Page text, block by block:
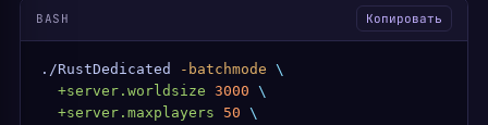
BASH Копировать
./RustDedicated -batchmode \
  +server.worldsize
3000 \
  +server.maxplayers
50 \